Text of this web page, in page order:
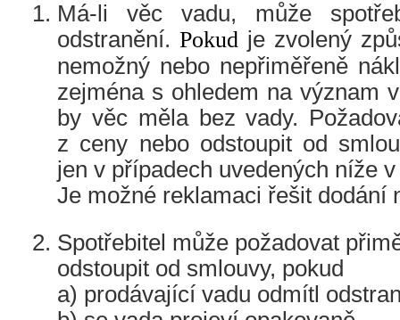
Má-li věc vadu, může
odstranění. Pokud je zvolený
nemožný nebo nepřiměřeně
zejména s ohledem na význam
by věc měla bez vady.
z ceny nebo odstoupit od
jen v případech uvedených níže
Je možné reklamaci řešit dodání
Spotřebitel může požadovat
odstoupit od smlouvy, pokud
a) prodávající vadu odmítl